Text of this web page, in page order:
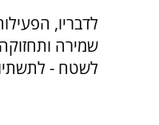
לדבריו,
שמירה
לשטח -